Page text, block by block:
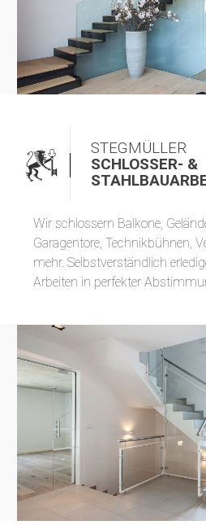
STEGMÜLLER
SCHLOSSER- &
Wir schlossern Balkone,
Garagentore, Technikbühnen,
mehr. Selbstverständlich
Arbeiten in perfekter